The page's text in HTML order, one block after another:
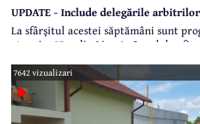
UPDATE - Include delegările
La sfârşitul acestei săptămâni sunt
etapei a 27-a din Liga A. Capul de
un meci interesant va avea loc şi la
liderului, unde va veni AS Tufeni,
urmând a se întâlni la mijlocul
semifinalele Cupei României.
7642 vizualizari